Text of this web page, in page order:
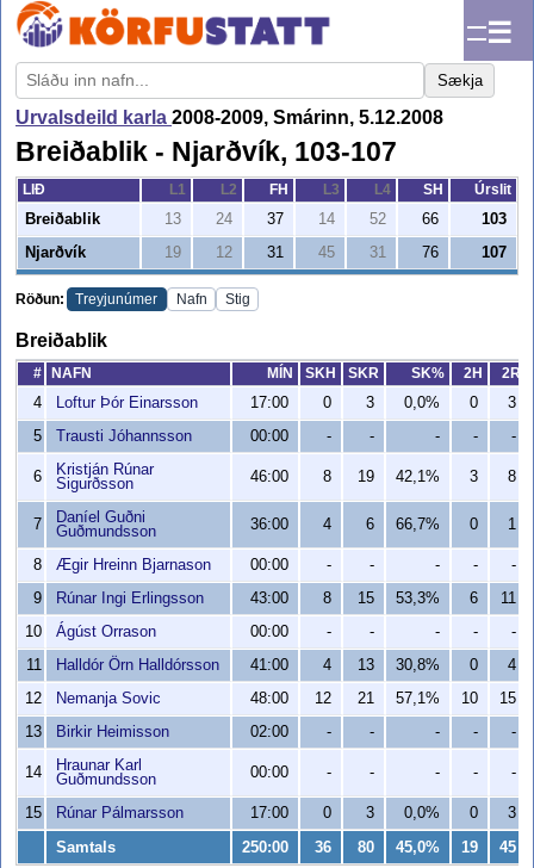
☰
Sækja
Urvalsdeild karla 2008-2009, Smárinn, 5.12.2008
Breiðablik - Njarðvík, 103-107
LIÐ L1 L2 FH L3 L4 SH
Úrslit
Breiðablik
13 24 37 14 52 66
103
Njarðvík
19 12 31 45 31 76 107
Röðun: Treyjunúmer Nafn Stig
Breiðablik
# NAFN MÍN SKH SKR SK% 2H
2R
4
Loftur Þór Einarsson 17:00 0 3 0,0% 0
3
5
Trausti Jóhannsson 00:00 - - - - -
6
Kristján Rúnar
Sigurðsson
46:00 8 19 42,1% 3 8
7
Daníel Guðni
Guðmundsson
36:00 4 6 66,7% 0 1
8 Ægir Hreinn Bjarnason 00:00 - - - -
-
9
Rúnar Ingi Erlingsson 43:00 8 15 53,3% 6
11
10
Ágúst Orrason 00:00 - - - -
-
11
Halldór Örn Halldórsson 41:00 4 13 30,8% 0
4
12
Nemanja Sovic 48:00 12 21 57,1% 10
15
13
Birkir Heimisson 02:00 - - - - -
14
Hraunar Karl
Guðmundsson
00:00 - - - - -
15 Rúnar Pálmarsson 17:00 0 3 0,0% 0 3
Samtals 250:00 36 80 45,0% 19 45